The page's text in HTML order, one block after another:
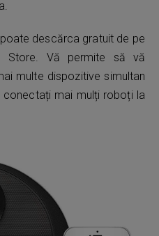
descărca gratuit de pe
Store. Vă permite să vă
multe dispozitive simultan
mai mulți roboți la